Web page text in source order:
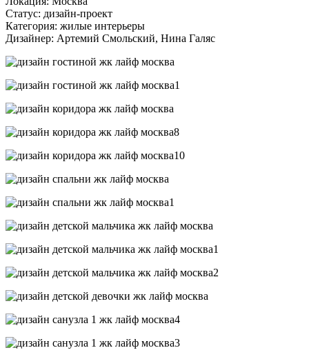
Статус: дизайн-проект
Категория: жилые интерьеры
Дизайнер: Артемий Смольский, Нина Галяс